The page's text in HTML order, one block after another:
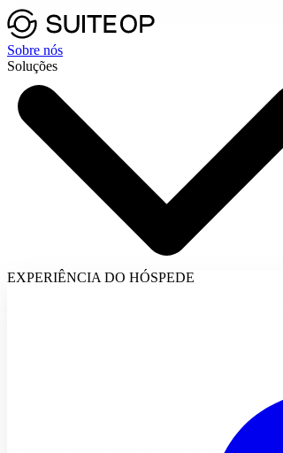
Sobre nós
Soluções
EXPERIÊNCIA DO HÓSPEDE